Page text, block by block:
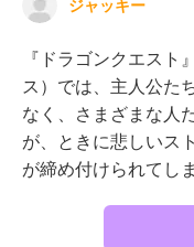
ジャッキー
『ドラゴンクエスト
ス）では、主人公た
なく、さまざまな人
が、ときに悲しいス
が締め付けられてし